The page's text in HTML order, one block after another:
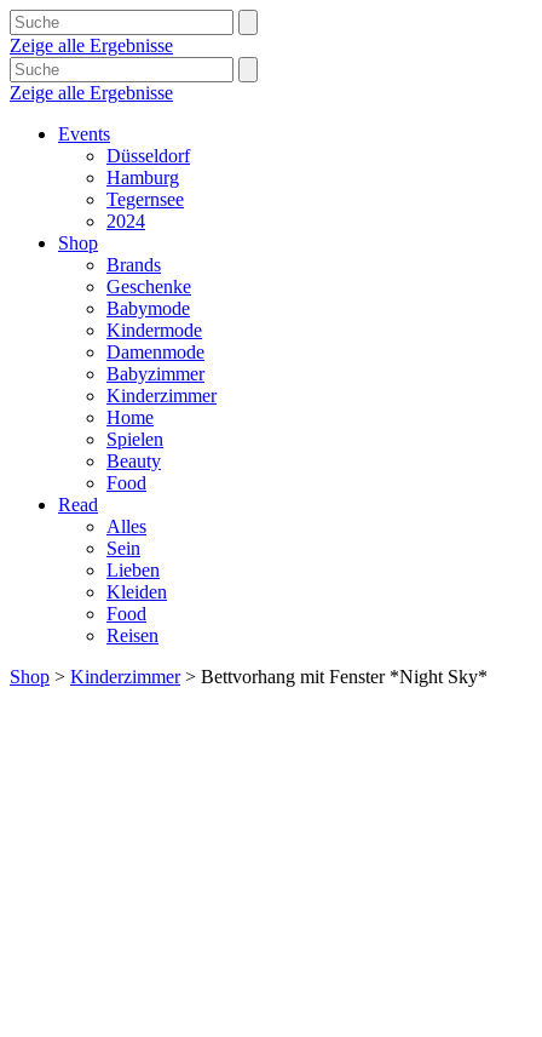
Zeige alle Ergebnisse
Zeige alle Ergebnisse
Events
Düsseldorf
Hamburg
Tegernsee
2024
Shop
Brands
Geschenke
Babymode
Kindermode
Damenmode
Babyzimmer
Kinderzimmer
Home
Spielen
Beauty
Food
Read
Alles
Sein
Lieben
Kleiden
Food
Reisen
Shop > Kinderzimmer> Bettvorhang mit Fenster *Night Sky*